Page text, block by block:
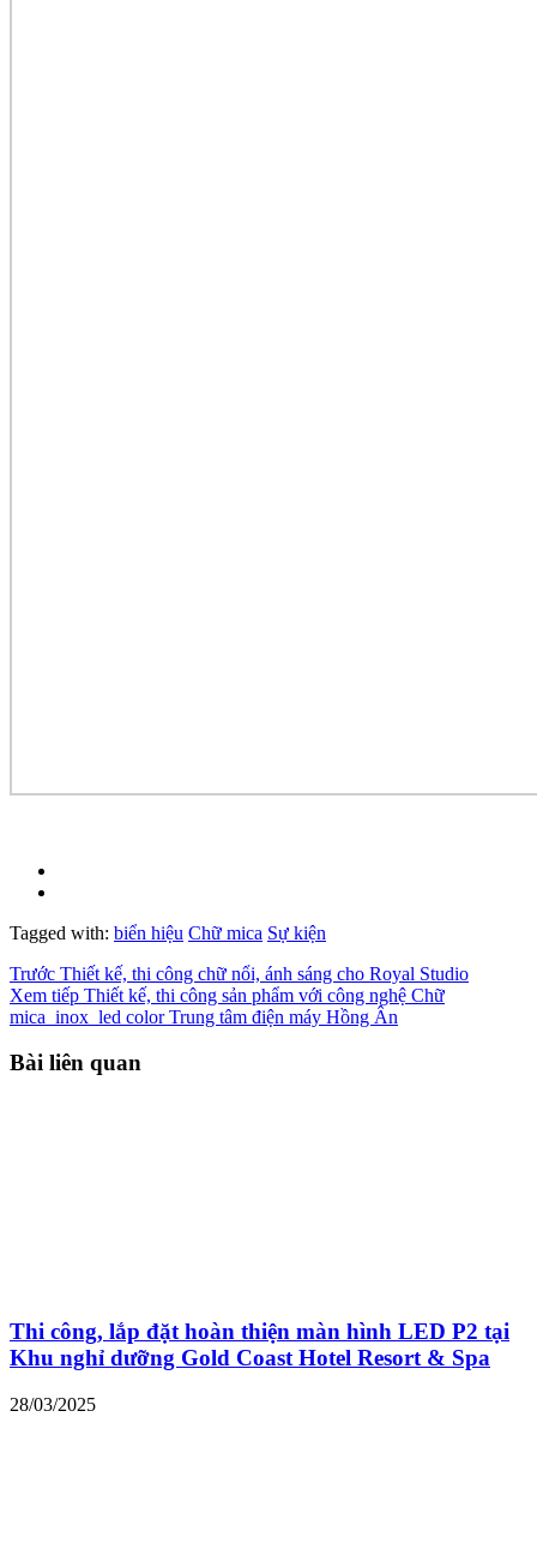
Tagged with: biển hiệu Chữ mica Sự kiện
Trước Thiết kế, thi công chữ nổi, ánh sáng cho Royal Studio
Xem tiếp Thiết kế, thi công sản phẩm với công nghệ Chữ
mica_inox_led color Trung tâm điện máy Hồng Ân
Bài liên quan
Thi công, lắp đặt hoàn thiện màn hình LED P2 tại
Khu nghỉ dưỡng Gold Coast Hotel Resort & Spa
28/03/2025